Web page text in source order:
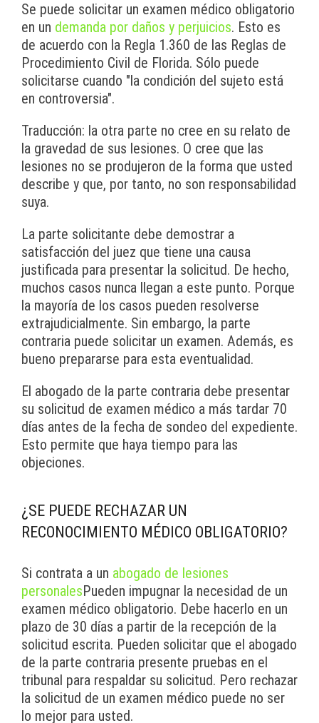
Se puede solicitar un examen médico obligatorio
en un demanda por daños y perjuicios. Esto es
de acuerdo con la Regla 1.360 de las Reglas de
Procedimiento Civil de Florida. Sólo puede
solicitarse cuando "la condición del sujeto está
en controversia".
Traducción: la otra parte no cree en su relato de
la gravedad de sus lesiones. O cree que las
lesiones no se produjeron de la forma que usted
describe y que, por tanto, no son responsabilidad
suya.
La parte solicitante debe demostrar a
satisfacción del juez que tiene una causa
justificada para presentar la solicitud. De hecho,
muchos casos nunca llegan a este punto. Porque
la mayoría de los casos pueden resolverse
extrajudicialmente. Sin embargo, la parte
contraria puede solicitar un examen. Además, es
bueno prepararse para esta eventualidad.
El abogado de la parte contraria debe presentar
su solicitud de examen médico a más tardar 70
días antes de la fecha de sondeo del expediente.
Esto permite que haya tiempo para las
objeciones.
¿SE PUEDE RECHAZAR UN
RECONOCIMIENTO MÉDICO OBLIGATORIO?
Si contrata a un abogado de lesiones
personalesPueden impugnar la necesidad de un
examen médico obligatorio. Debe hacerlo en un
plazo de 30 días a partir de la recepción de la
solicitud escrita. Pueden solicitar que el abogado
de la parte contraria presente pruebas en el
tribunal para respaldar su solicitud. Pero rechazar
la solicitud de un examen médico puede no ser
lo mejor para usted.